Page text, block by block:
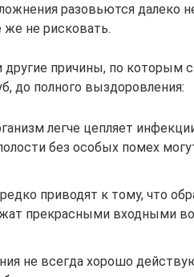
разовьются далеко
же не рисковать.
другие причины, по которым
до полного выздоровления:
легче цепляет
без особых помех
приводят к тому, что
прекрасными входными
не всегда хорошо